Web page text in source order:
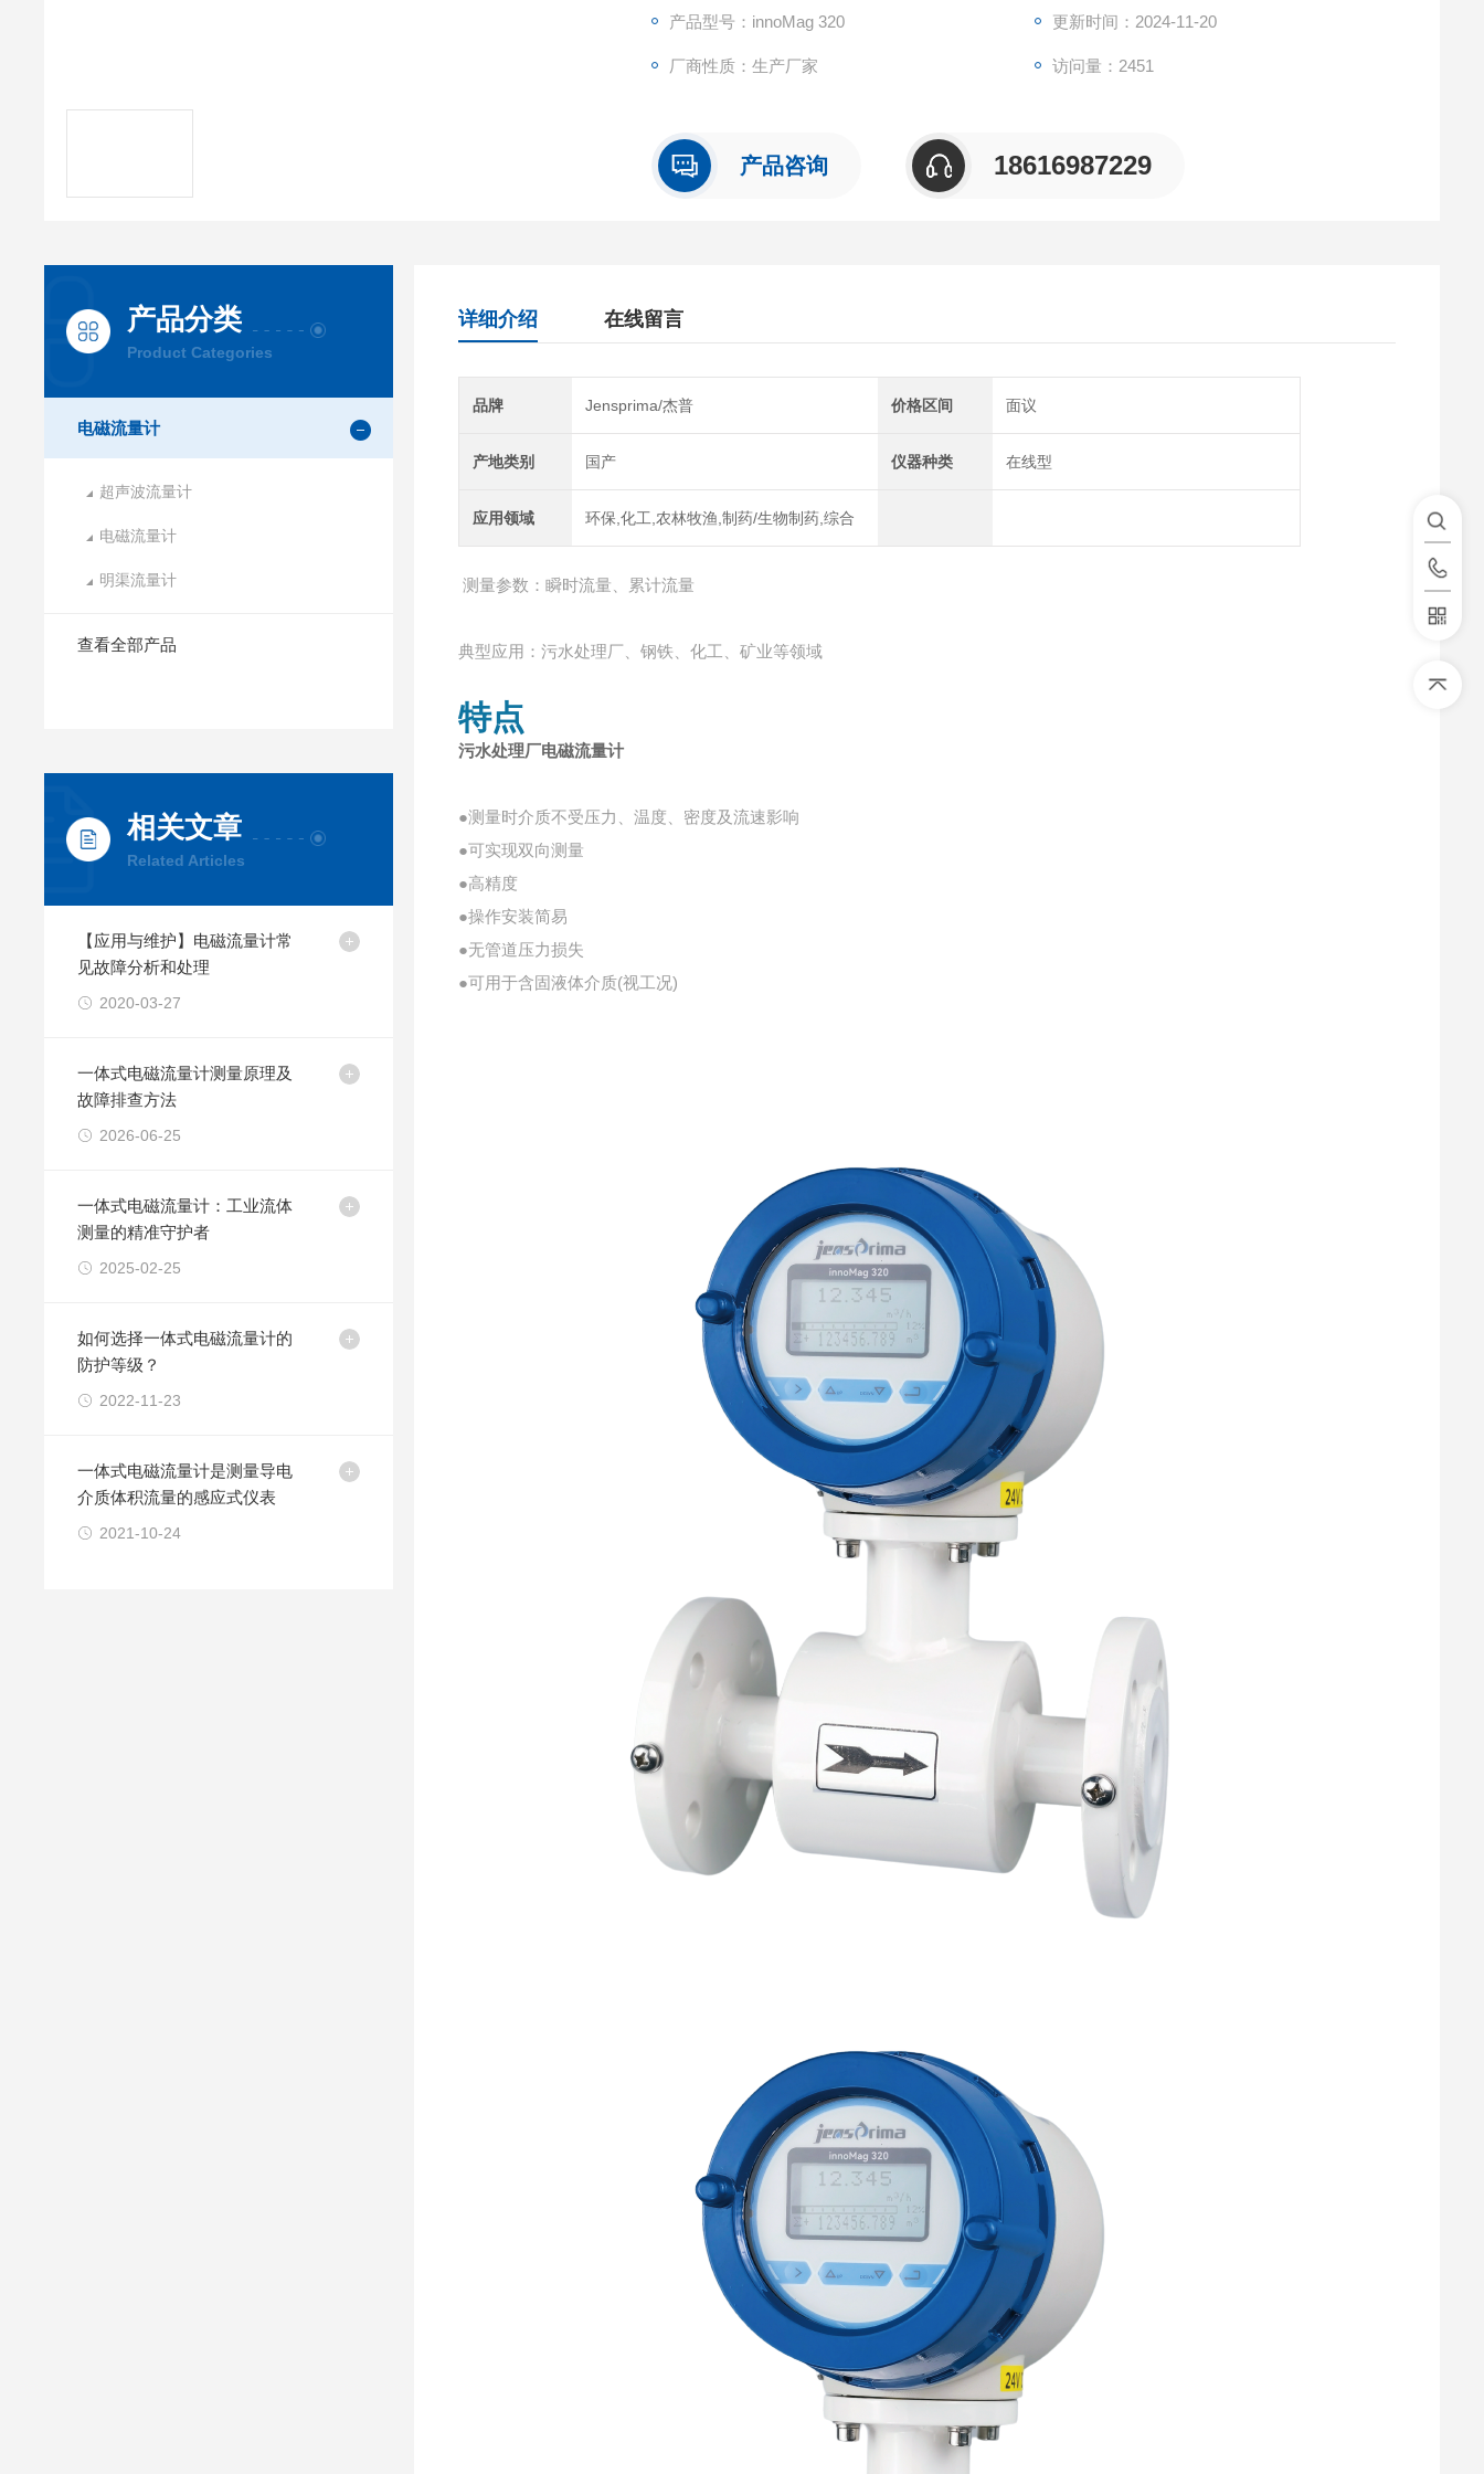
产品型号：innoMag 320 更新时间：2024-11-20
厂商性质：生产厂家 访问量：2451
产品咨询 18616987229
产品分类
Product Categories
电磁流量计
超声波流量计
电磁流量计
明渠流量计
查看全部产品
相关文章
Related Articles
【应用与维护】电磁流量计常
见故障分析和处理
2020-03-27
一体式电磁流量计测量原理及
故障排查方法
2026-06-25
一体式电磁流量计：工业流体
测量的精准守护者
2025-02-25
如何选择一体式电磁流量计的
防护等级？
2022-11-23
一体式电磁流量计是测量导电
介质体积流量的感应式仪表
2021-10-24
详细介绍 在线留言
品牌 Jensprima/杰普 价格区间 面议
产地类别 国产 仪器种类 在线型
应用领域 环保,化工,农林牧渔,制药/生物制药,综合
测量参数：瞬时流量、累计流量
典型应用：污水处理厂、钢铁、化工、矿业等领域
特点
污水处理厂电磁流量计
●测量时介质不受压力、温度、密度及流速影响
●可实现双向测量
●高精度
●操作安装简易
●无管道压力损失
●可用于含固液体介质(视工况)